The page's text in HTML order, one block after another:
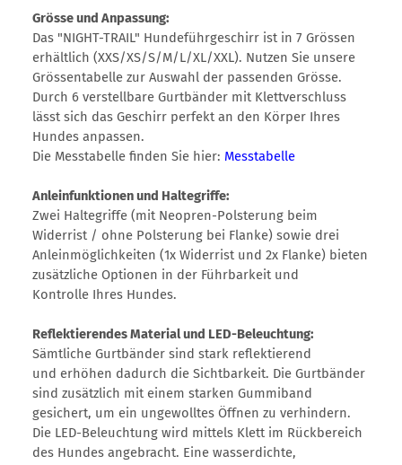
Grösse und Anpassung:
Das "NIGHT-TRAIL" Hundeführgeschirr ist in 7 Grössen
erhältlich (XXS/XS/S/M/L/XL/XXL). Nutzen Sie unsere
Grössentabelle zur Auswahl der passenden Grösse.
Durch 6 verstellbare Gurtbänder mit Klettverschluss
lässt sich das Geschirr perfekt an den Körper Ihres
Hundes anpassen.
Die Messtabelle finden Sie hier: Messtabelle
Anleinfunktionen und Haltegriffe:
Zwei Haltegriffe (mit Neopren-Polsterung beim
Widerrist / ohne Polsterung bei Flanke) sowie drei
Anleinmöglichkeiten (1x Widerrist und 2x Flanke) bieten
zusätzliche Optionen in der Führbarkeit und
Kontrolle Ihres Hundes.
Reflektierendes Material und LED-Beleuchtung:
Sämtliche Gurtbänder sind stark reflektierend
und erhöhen dadurch die Sichtbarkeit. Die Gurtbänder
sind zusätzlich mit einem starken Gummiband
gesichert, um ein ungewolltes Öffnen zu verhindern.
Die LED-Beleuchtung wird mittels Klett im Rückbereich
des Hundes angebracht. Eine wasserdichte,